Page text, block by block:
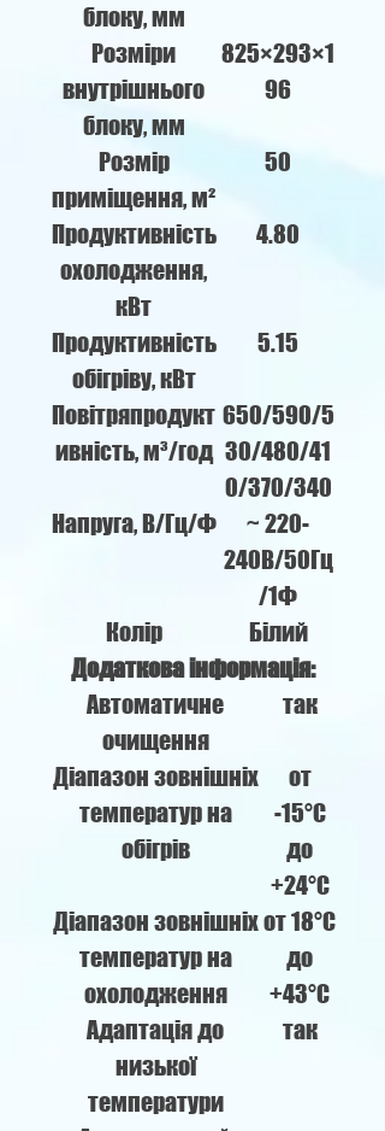
блоку, мм
Розміри
внутрішнього
блоку, мм
825×293×1
96
Розмір
приміщення, м²
50
Продуктивність
охолодження,
кВт
4.80
Продуктивність
обігріву, кВт
5.15
Повітряпродукт
ивність, м³/год
650/590/5
30/480/41
0/370/340
Напруга, В/Гц/Ф
~ 220-
240В/50Гц
/1Ф
Колір
Білий
Додаткова інформація:
Автоматичне
очищення
так
Діапазон зовнішніх
температур на
обігрів
от
-15°C
до
+24°C
Діапазон зовнішніх
температур на
охолодження
от 18°С
до
+43°С
Адаптація до
низької
температури
так